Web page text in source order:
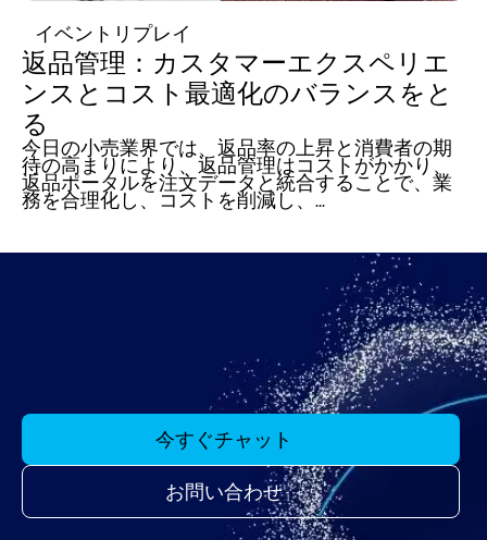
イベントリプレイ
返品管理：カスタマーエクスペリエ
ンスとコスト最適化のバランスをと
る
今日の小売業界では、返品率の上昇と消費者の期
待の高まりにより、返品管理はコストがかかり、
返品ポータルを注文データと統合することで、業
務を合理化し、コストを削減し、...
今すぐチャット
お問い合わせ